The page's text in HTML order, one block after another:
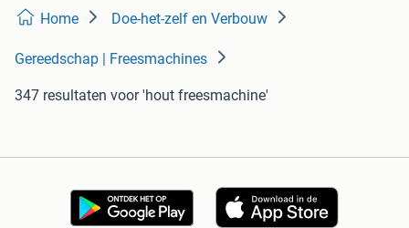
Home Doe-het-zelf en Verbouw
Gereedschap | Freesmachines
347 resultaten voor 'hout freesmachine'